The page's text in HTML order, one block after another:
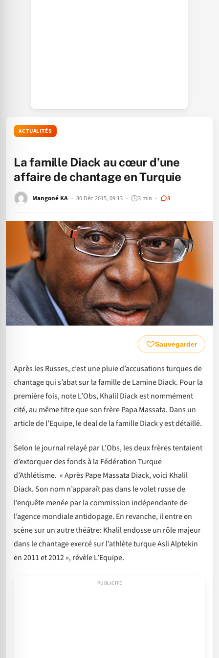
ACTUALITÉS
La famille Diack au cœur d’une
affaire de chantage en Turquie
Mangoné KA 30 Déc 2015, 09:13 3 min 3
Sauvegarder
Après les Russes, c’est une pluie d’accusations turques de
chantage qui s’abat sur la famille de Lamine Diack. Pour la
première fois, note L’Obs, Khalil Diack est nommément
cité, au même titre que son frère Papa Massata. Dans un
article de l’Equipe, le deal de la famille Diack y est détaillé.
Selon le journal relayé par L’Obs, les deux frères tentaient
d’extorquer des fonds à la Fédération Turque
d’Athlétisme. « Après Pape Massata Diack, voici Khalil
Diack. Son nom n’apparaît pas dans le volet russe de
l’enquête menée par la commission indépendante de
l’agence mondiale antidopage. En revanche, il entre en
scène sur un autre théâtre: Khalil endosse un rôle majeur
dans le chantage exercé sur l’athlète turque Asli Alptekin
en 2011 et 2012 », révèle L’Equipe.